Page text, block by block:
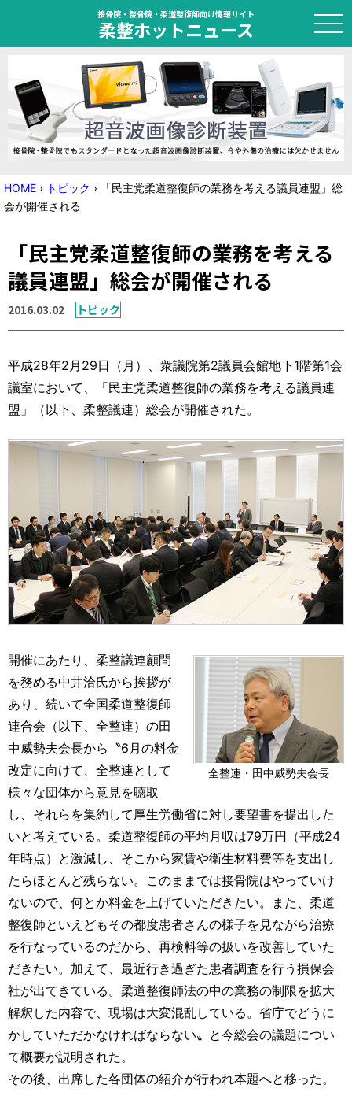
接骨院・整骨院・柔道整復師向け情報サイト
柔整ホットニュース
HOME
トピック
ニュース
国家試験対策
学会・セミナー情報
運営元 お問い合わせ
HOME › トピック › 「民主党柔道整復師の業務を考える議員連盟」総
会が開催される
「民主党柔道整復師の業務を考える
議員連盟」総会が開催される
2016.03.02 トピック
平成28年2月29日（月）、衆議院第2議員会館地下1階第1会
議室において、「民主党柔道整復師の業務を考える議員連
盟」（以下、柔整議連）総会が開催された。
全整連・田中威勢夫会長
開催にあたり、柔整議連顧問
を務める中井洽氏から挨拶が
あり、続いて全国柔道整復師
連合会（以下、全整連）の田
中威勢夫会長から〝6月の料金
改定に向けて、全整連として
様々な団体から意見を聴取
し、それらを集約して厚生労働省に対し要望書を提出した
いと考えている。柔道整復師の平均月収は79万円（平成24
年時点）と激減し、そこから家賃や衛生材料費等を支出し
たらほとんど残らない。このままでは接骨院はやっていけ
ないので、何とか料金を上げていただきたい。また、柔道
整復師といえどもその都度患者さんの様子を見ながら治療
を行なっているのだから、再検料等の扱いを改善していた
だきたい。加えて、最近行き過ぎた患者調査を行う損保会
社が出てきている。柔道整復師法の中の業務の制限を拡大
解釈した内容で、現場は大変混乱している。省庁でどうに
かしていただかなければならない〟と今総会の議題につい
て概要が説明された。
その後、出席した各団体の紹介が行われ本題へと移った。